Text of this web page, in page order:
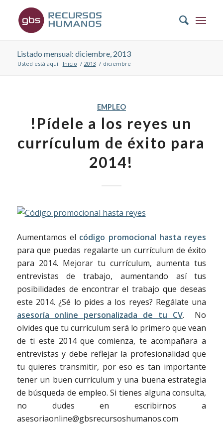
Listado mensual: diciembre, 2013
Usted está aquí: Inicio / 2013 / diciembre
EMPLEO
!Pídele a los reyes un
currículum de éxito para
2014!
Aumentamos el código promocional hasta reyes
para que puedas regalarte un currículum de éxito
para 2014. Mejorar tu currículum, aumenta tus
entrevistas de trabajo, aumentando así tus
posibilidades de encontrar el trabajo que deseas
este 2014. ¿Sé lo pides a los reyes? Regálate una
asesoría online personalizada de tu CV. No
olvides que tu currículum será lo primero que vean
de ti este 2014 que comienza, te acompañara a
entrevistas y debe reflejar la profesionalidad que
tu quieres transmitir, por eso es tan importante
tener un buen currículum y una buena estrategia
de búsqueda de empleo. Si tienes alguna consulta,
no dudes en escribirnos a
asesoriaonline@gbsrecursoshumanos.com